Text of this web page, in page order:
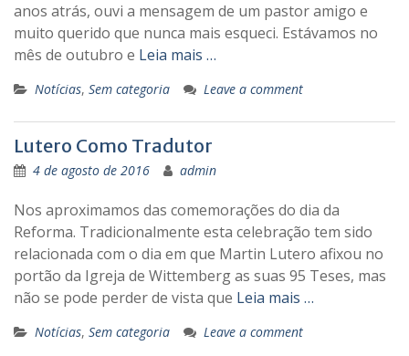
anos atrás, ouvi a mensagem de um pastor amigo e
muito querido que nunca mais esqueci. Estávamos no
mês de outubro e Leia mais …
Notícias, Sem categoria Leave a comment
Lutero Como Tradutor
4 de agosto de 2016 admin
Nos aproximamos das comemorações do dia da
Reforma. Tradicionalmente esta celebração tem sido
relacionada com o dia em que Martin Lutero afixou no
portão da Igreja de Wittemberg as suas 95 Teses, mas
não se pode perder de vista que Leia mais …
Notícias, Sem categoria Leave a comment